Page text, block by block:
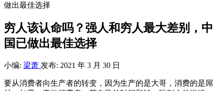
做出最佳选择
穷人该认命吗？强人和穷人最大差别，中
国已做出最佳选择
小编: 梁萧 发布: 2021 年 3 月 30 日
要从消费者向生产者的转变，因为生产的是大哥，消费的是屌